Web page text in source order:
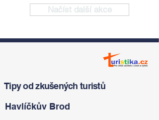
Načíst další akce
Tipy od zkušených turistů
Havlíčkův Brod